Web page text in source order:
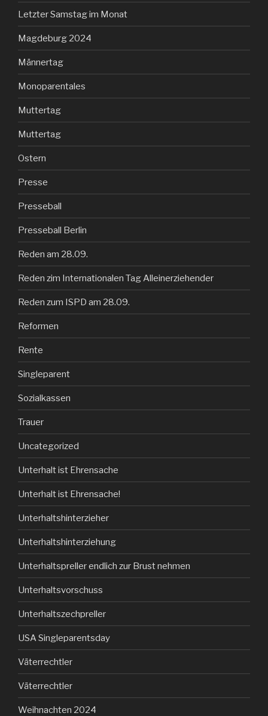
Letzter Samstag im Monat
Magdeburg 2024
Männertag
Monoparentales
Muttertag
Muttertag
Ostern
Presse
Presseball
Presseball Berlin
Reden am 28.09.
Reden zim Internationalen Tag Alleinerziehender
Reden zum ISPD am 28.09.
Reformen
Rente
Singleparent
Sozialkassen
Trauer
Uncategorized
Unterhalt ist Ehrensache
Unterhalt ist Ehrensache!
Unterhaltshinterzieher
Unterhaltshinterziehung
Unterhaltspreller endlich zur Brust nehmen
Unterhaltsvorschuss
Unterhaltszechpreller
USA Singleparentsday
Väterrechtler
Väterrechtler
Weihnachten 2024